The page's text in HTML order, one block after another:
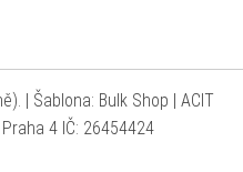
| Šablona: Bulk Shop | ACIT
4 IČ: 26454424